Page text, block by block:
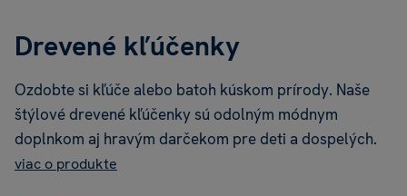
Drevené kľúčenky
Ozdobte si kľúče alebo batoh kúskom prírody. Naše
štýlové drevené kľúčenky sú odolným módnym
doplnkom aj hravým darčekom pre deti a dospelých.
viac o produkte